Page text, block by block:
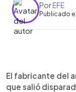
PorEFE
Publicado
►
El fabricante del
que salió